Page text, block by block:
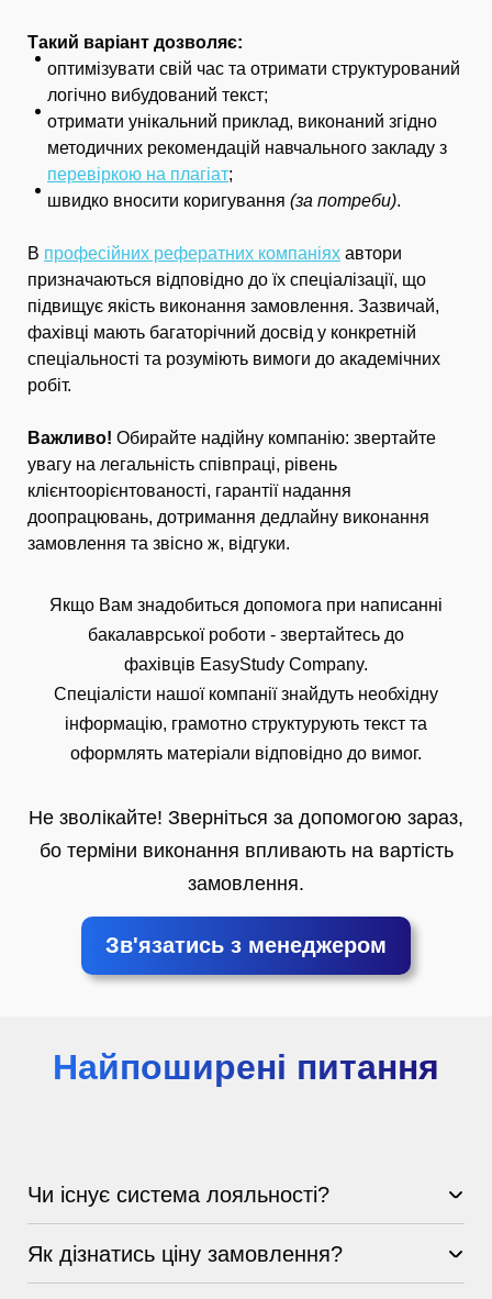
Такий варіант дозволяє:
оптимізувати свій час та отримати структурований
логічно вибудований текст;
отримати унікальний приклад, виконаний згідно
методичних рекомендацій навчального закладу з
перевіркою на плагіат;
швидко вносити коригування (за потреби).
В професійних рефератних компаніях автори
призначаються відповідно до їх спеціалізації, що
підвищує якість виконання замовлення. Зазвичай,
фахівці мають багаторічний досвід у конкретній
спеціальності та розуміють вимоги до академічних
робіт.
Важливо! Обирайте надійну компанію: звертайте
увагу на легальність співпраці, рівень
клієнтоорієнтованості, гарантії надання
доопрацювань, дотримання дедлайну виконання
замовлення та звісно ж, відгуки.
Якщо Вам знадобиться допомога при написанні
бакалаврської роботи - звертайтесь до
фахівців EasyStudy Company.
Спеціалісти нашої компанії знайдуть необхідну
інформацію, грамотно структурують текст та
оформлять матеріали відповідно до вимог.
Не зволікайте! Зверніться за допомогою зараз,
бо терміни виконання впливають на вартість
замовлення.
Зв'язатись з менеджером
Найпоширені питання
Чи існує система лояльності?
Як дізнатись ціну замовлення?